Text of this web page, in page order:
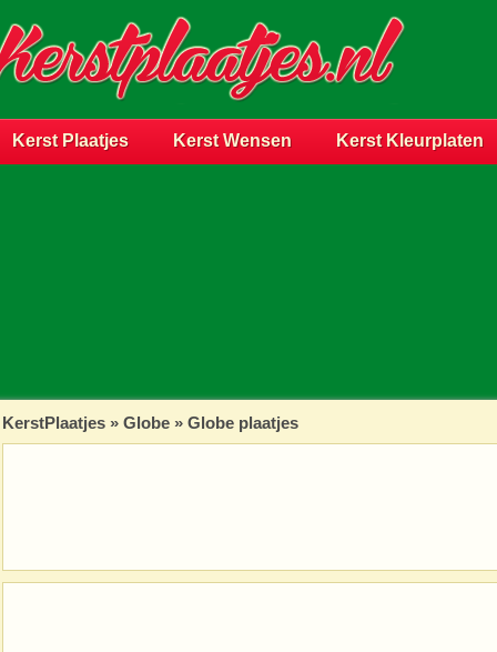
Kerst Plaatjes Kerst Wensen Kerst Kleurplaten
KerstPlaatjes » Globe » Globe plaatjes